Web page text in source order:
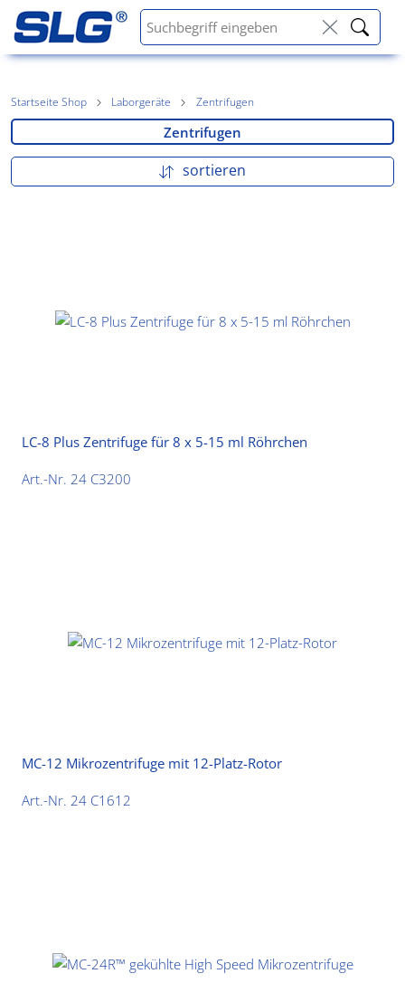
Startseite Shop Laborgeräte Zentrifugen
Zentrifugen
sortieren
LC-8 Plus Zentrifuge für 8 x 5-15 ml Röhrchen
Art.-Nr. 24 C3200
MC-12 Mikrozentrifuge mit 12-Platz-Rotor
Art.-Nr. 24 C1612